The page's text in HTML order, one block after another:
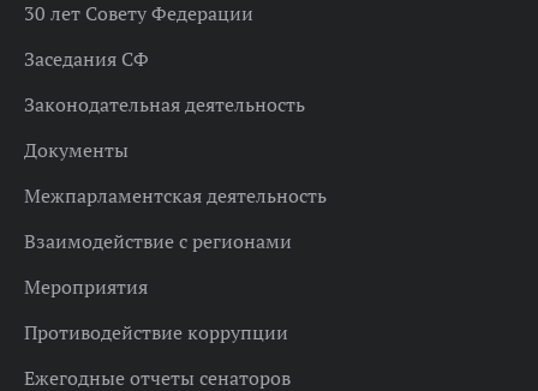
30 лет Совету Федерации
Заседания СФ
Законодательная деятельность
Документы
Межпарламентская деятельность
Взаимодействие с регионами
Мероприятия
Противодействие коррупции
Ежегодные отчеты сенаторов